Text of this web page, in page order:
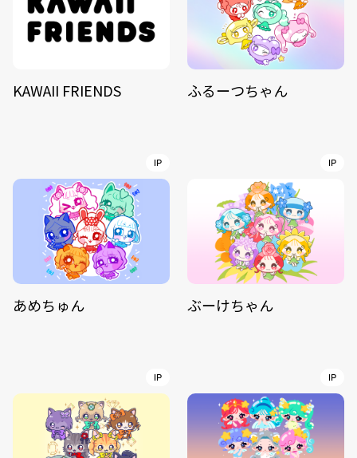
KAWAII FRIENDS ふるーつちゃん
IP
あめちゅん
IP
ぶーけちゃん
IP IP